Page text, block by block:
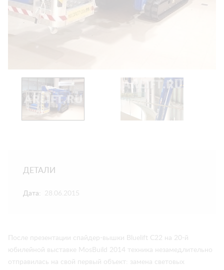
ДЕТАЛИ
Дата: 28.06.2015
После презентации спайдер-вышки Bluelift C22 на 20-й
юбилейной выставке MosBuild 2014 техника незамедлительно
отправилась на свой первый объект: замена световых